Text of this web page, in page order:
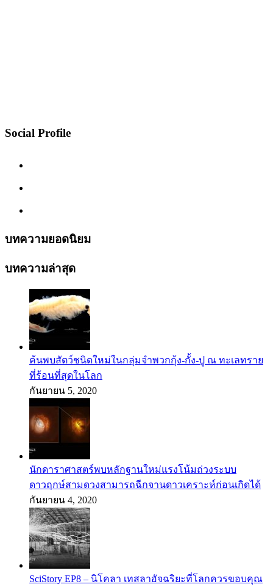
Social Profile
บทความยอดนิยม
บทความล่าสุด
ค้นพบสัตว์ชนิดใหม่ในกลุ่มจำพวกกุ้ง-กั้ง-ปู ณ ทะเลทราย
ที่ร้อนที่สุดในโลก
กันยายน 5, 2020
นักดาราศาสตร์พบหลักฐานใหม่แรงโน้มถ่วงระบบ
ดาวฤกษ์สามดวงสามารถฉีกจานดาวเคราะห์ก่อนเกิดได้
กันยายน 4, 2020
SciStory EP8 – นิโคลา เทสลาอัจฉริยะที่โลกควรขอบคุณ